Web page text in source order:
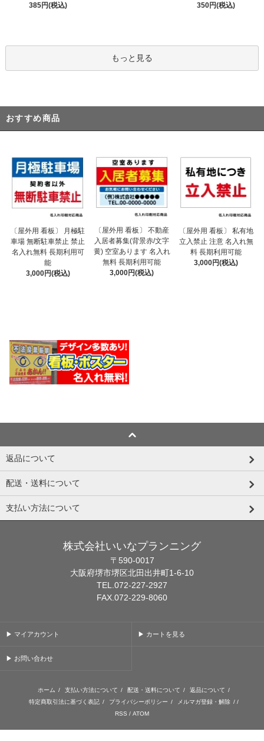
385円(税込)
350円(税込)
もっと見る
おすすめ商品
〔屋外用 看板〕 月極駐
車場 無断駐車禁止 禁止
名入れ無料 長期利用可
能
3,000円(税込)
〔屋外用 看板〕 不動産
入居者募集(背景赤/文字
黄) 空室あります 名入れ
無料 長期利用可能
3,000円(税込)
〔屋外用 看板〕 私有地
立入禁止 注意 名入れ無
料 長期利用可能
3,000円(税込)
返品について
配送・送料について
支払い方法について
株式会社いいなプランニング
〒590-0017
大阪府堺市堺区北田出井町1-6-10
TEL.072-227-2927
FAX.072-229-8060
▶ マイアカウント ▶ カートを見る
▶ お問い合わせ
ホーム / 支払い方法について / 配送・送料について / 返品について /
特定商取引法に基づく表記 / プライバシーポリシー / メルマガ登録・解除 / /
RSS / ATOM